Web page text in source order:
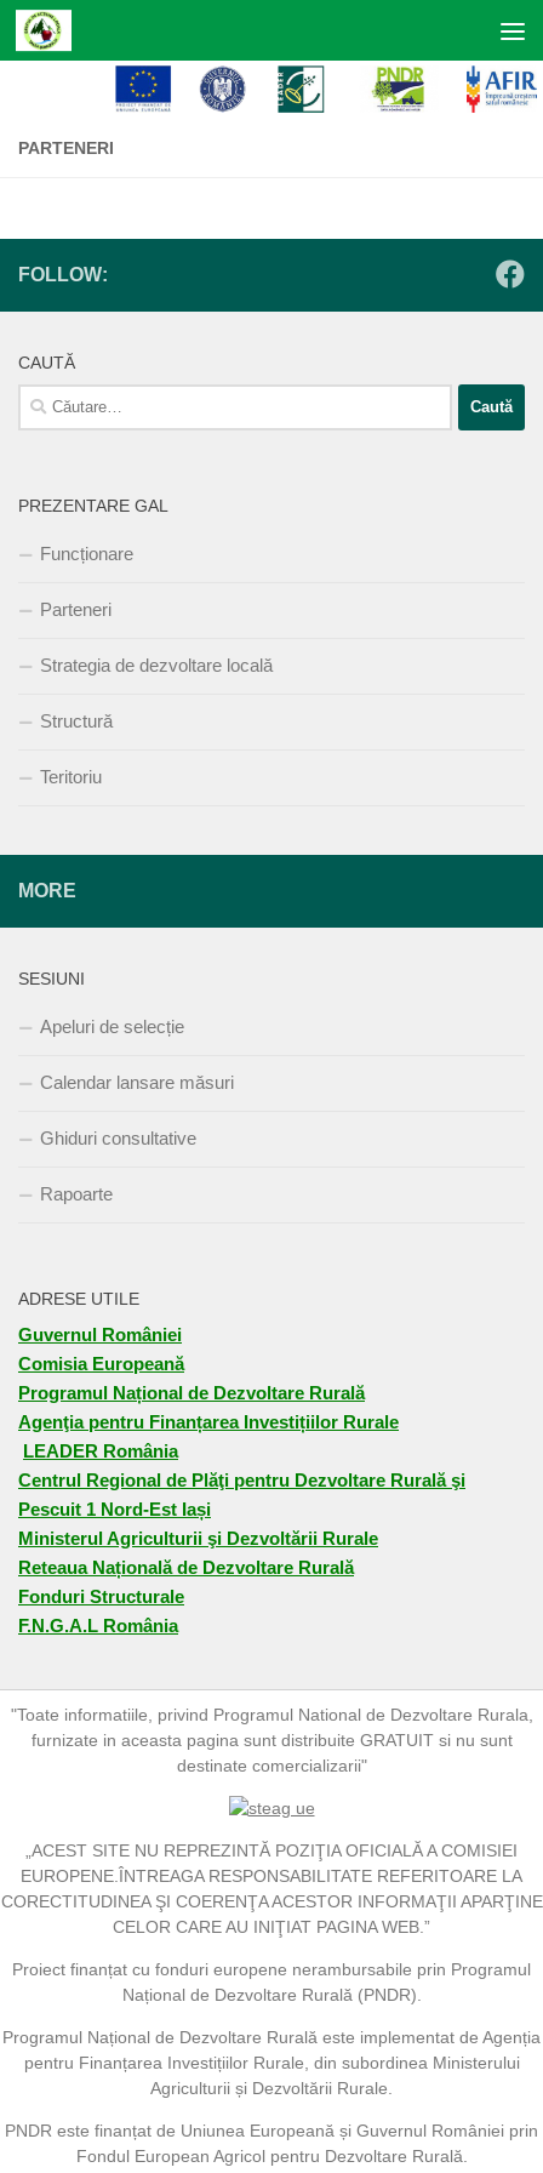
Skip to content
PARTENERI
FOLLOW:
CAUTĂ
Caută
după:
PREZENTARE GAL
Funcționare
Parteneri
Strategia de dezvoltare locală
Structură
Teritoriu
MORE
SESIUNI
Apeluri de selecție
Calendar lansare măsuri
Ghiduri consultative
Rapoarte
ADRESE UTILE
Guvernul României
Comisia Europeană
Programul Național de Dezvoltare Rurală
Agenţia pentru Finanțarea Investițiilor Rurale
LEADER România
Centrul Regional de Plăţi pentru Dezvoltare Rurală şi
Pescuit 1 Nord-Est Iași
Ministerul Agriculturii şi Dezvoltării Rurale
Reteaua Națională de Dezvoltare Rurală
Fonduri Structurale
F.N.G.A.L România
"Toate informatiile, privind Programul National de Dezvoltare Rurala,
furnizate in aceasta pagina sunt distribuite GRATUIT si nu sunt
destinate comercializarii"
„ACEST SITE NU REPREZINTĂ POZIŢIA OFICIALĂ A COMISIEI
EUROPENE.ÎNTREAGA RESPONSABILITATE REFERITOARE LA
CORECTITUDINEA ŞI COERENŢA ACESTOR INFORMAŢII APARŢINE
CELOR CARE AU INIŢIAT PAGINA WEB.”
Proiect finanțat cu fonduri europene nerambursabile prin Programul
Național de Dezvoltare Rurală (PNDR).
Programul Național de Dezvoltare Rurală este implementat de Agenția
pentru Finanțarea Investițiilor Rurale, din subordinea Ministerului
Agriculturii și Dezvoltării Rurale.
PNDR este finanțat de Uniunea Europeană și Guvernul României prin
Fondul European Agricol pentru Dezvoltare Rurală.